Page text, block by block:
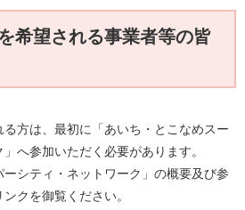
希望される事業者等の皆
方は、最初に「あいち・とこなめスー
へ参加いただく必要があります。
ーシティ・ネットワーク」の概要及び参
クを御覧ください。